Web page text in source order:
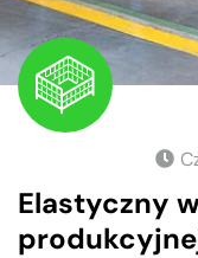
Elastyczny